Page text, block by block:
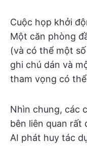
Cuộc họp khởi
Một căn phòng
(và có thể một
ghi chú dán và
tham vọng có
Nhìn chung, các
bên liên quan rất
AI phát huy tác